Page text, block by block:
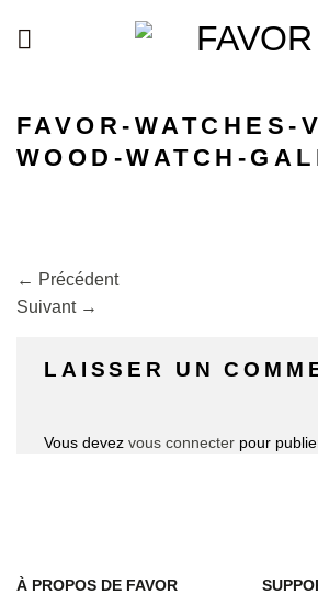
FAVOR-WATCHES-
WOOD-WATCH-
← Précédent
Suivant →
LAISSER UN
Vous devez vous connecter pour
À PROPOS DE FAVOR